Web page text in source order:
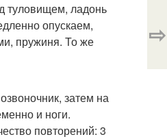
туловищем, ладонь
опускаем,
пружиня. То же
затем на
и ноги.
повторений: 3
⇨